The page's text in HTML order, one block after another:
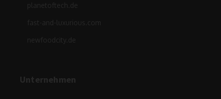
planetoftech.de
fast-and-luxurious.com
newfoodcity.de
Unternehmen